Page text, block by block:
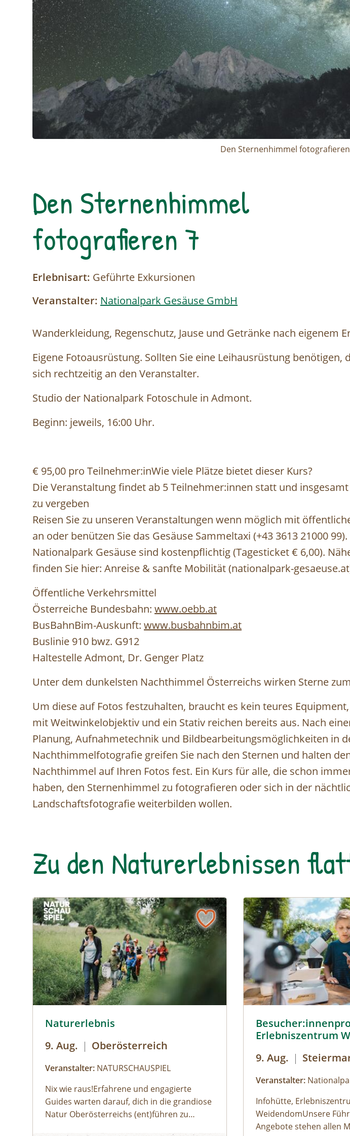
Den Sternenhimmel
Den Sternenhimmel
fotografieren 7
Erlebnisart: Geführte Exkursionen
Veranstalter: Nationalpark Gesäuse GmbH
Wanderkleidung, Regenschutz, Jause und Getränke nach eigenem
Eigene Fotoausrüstung. Sollten Sie eine Leihausrüstung benötigen,
sich rechtzeitig an den Veranstalter.
Studio der Nationalpark Fotoschule in Admont.
Beginn: jeweils, 16:00 Uhr.
€ 95,00 pro Teilnehmer:inWie viele Plätze bietet dieser Kurs?
Die Veranstaltung findet ab 5 Teilnehmer:innen statt und
zu vergeben
Reisen Sie zu unseren Veranstaltungen wenn möglich mit
an oder benützen Sie das Gesäuse Sammeltaxi (+43 3613 21000
Nationalpark Gesäuse sind kostenpflichtig (Tagesticket € 6,00).
finden Sie hier: Anreise & sanfte Mobilität (nationalpark-
Öffentliche Verkehrsmittel
Österreiche Bundesbahn: www.oebb.at
BusBahnBim-Auskunft: www.busbahnbim.at
Buslinie 910 bwz. G912
Haltestelle Admont, Dr. Genger Platz
Unter dem dunkelsten Nachthimmel Österreichs wirken Sterne
Um diese auf Fotos festzuhalten, braucht es kein teures Equipment,
mit Weitwinkelobjektiv und ein Stativ reichen bereits aus. Nach
Planung, Aufnahmetechnik und Bildbearbeitungsmöglichkeiten in
Nachthimmelfotografie greifen Sie nach den Sternen und halten
Nachthimmel auf Ihren Fotos fest. Ein Kurs für alle, die schon
haben, den Sternenhimmel zu fotografieren oder sich in der
Landschaftsfotografie weiterbilden wollen.
Zu den Naturerlebnissen
Naturerlebnis
9. Aug. | Oberösterreich
Veranstalter: NATURSCHAUSPIEL
Nix wie raus!Erfahrene und engagierte
Guides warten darauf, dich in die grandiose
Natur Oberösterreichs (ent)führen zu
Erlebniszentrum
9. Aug. |
Veranstalter:
Infohütte,
WeidendomUnsere
Angebote stehen allen